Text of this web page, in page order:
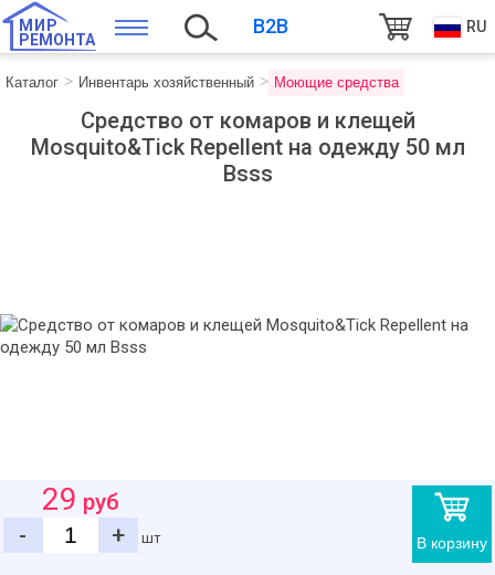
МИР
РЕМОНТА
B2B RU
Каталог Инвентарь хозяйственный Моющие средства
Средство от комаров и клещей
Mosquito&Tick Repellent на одежду 50 мл
Bsss
В корзину
29 руб
-
+ шт